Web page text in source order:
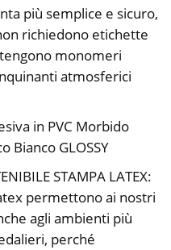
più semplice e sicuro,
richiedono etichette
monomeri
atmosferici
in PVC Morbido
Bianco GLOSSY
STAMPA LATEX:
permettono ai nostri
agli ambienti più
perché